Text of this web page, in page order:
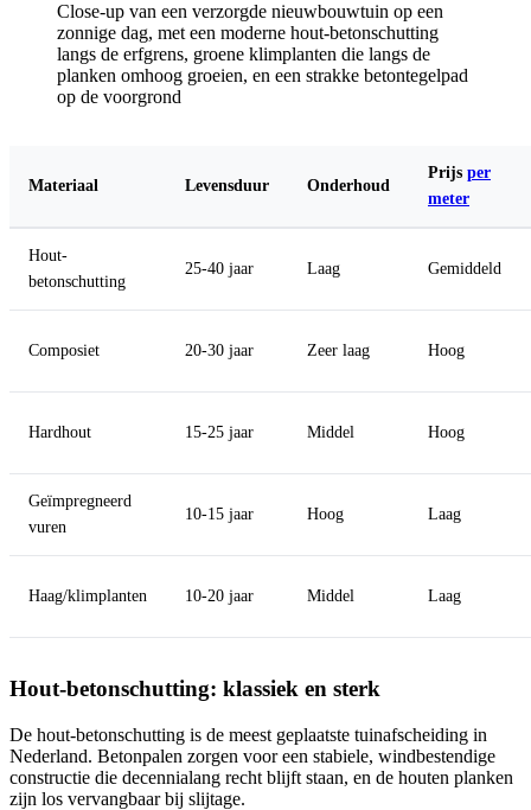
Close-up van een verzorgde nieuwbouwtuin op een
zonnige dag, met een moderne hout-betonschutting
langs de erfgrens, groene klimplanten die langs de
planken omhoog groeien, en een strakke betontegelpad
op de voorgrond
Materiaal Levensduur Onderhoud
Prijs per
meter
Hout-
betonschutting
25-40 jaar Laag Gemiddeld
Composiet 20-30 jaar Zeer laag Hoog
Hardhout 15-25 jaar Middel Hoog
Geïmpregneerd
vuren
10-15 jaar Hoog Laag
Haag/klimplanten 10-20 jaar Middel Laag
Hout-betonschutting: klassiek en sterk
De hout-betonschutting is de meest geplaatste tuinafscheiding in
Nederland. Betonpalen zorgen voor een stabiele, windbestendige
constructie die decennialang recht blijft staan, en de houten planken
zijn los vervangbaar bij slijtage.